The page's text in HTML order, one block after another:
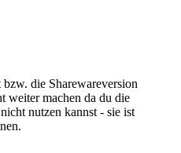
die Sharewareversion
weiter machen da du die
nutzen kannst - sie ist